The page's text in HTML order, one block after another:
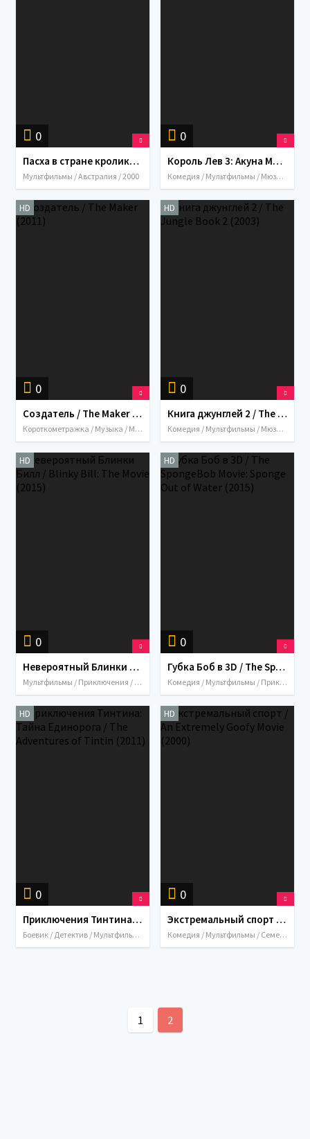
0
Пасха в стране кроликов / Easter in Bunnyland (2000)
Мультфильмы / Австралия / 2000
0
Король Лев 3: Акуна Матата / The Lion King 1½ (2004)
Комедия / Мультфильмы / Мюзикл / Приключения / Семейный / США / Австралия / 2004
0
HD
Создатель / The Maker (2011)
Короткометражка / Музыка / Мультфильмы / Семейный / Фэнтези / Австралия / 2011
0
HD
Книга джунглей 2 / The Jungle Book 2 (2003)
Комедия / Мультфильмы / Мюзикл / Приключения / Семейный / Фэнтези / США / Австралия / 2003
0
HD
Невероятный Блинки Билл / Blinky Bill: The Movie (2015)
Мультфильмы / Приключения / Семейный / 2015 / США / Австралия
0
HD
Губка Боб в 3D / The SpongeBob Movie: Sponge Out of Water (2015)
Комедия / Мультфильмы / Приключения / Семейный / Фэнтези / 2015 / США / Австралия
0
HD
Приключения Тинтина: Тайна Единорога / The Adventures of Tintin (2011)
Боевик / Детектив / Мультфильмы / Приключения / Семейный / США / Великобритания / Франция / Австралия / 2011
0
HD
Экстремальный спорт / An Extremely Goofy Movie (2000)
Комедия / Мультфильмы / Семейный / Спорт / США / Австралия / 2000
1 2